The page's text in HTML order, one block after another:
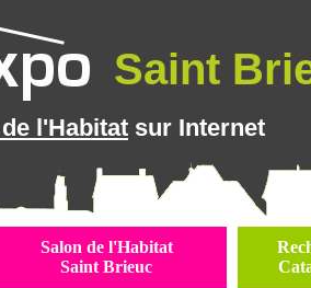
Saint
l'Habitat sur Internet
Salon de l'Habitat
Saint Brieuc